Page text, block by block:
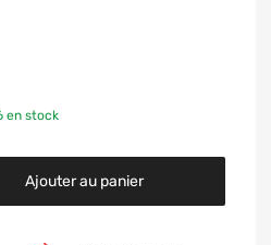
en stock
Ajouter au panier